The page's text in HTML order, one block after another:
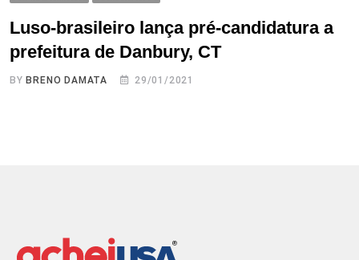
Luso-brasileiro lança pré-candidatura a
prefeitura de Danbury, CT
BY BRENO DAMATA 29/01/2021